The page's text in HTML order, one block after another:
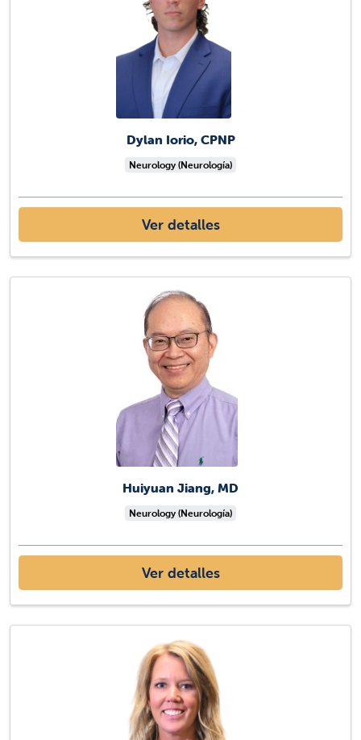
Dylan Iorio, CPNP
Neurology (Neurología)
Ver detalles
Huiyuan Jiang, MD
Neurology (Neurología)
Ver detalles